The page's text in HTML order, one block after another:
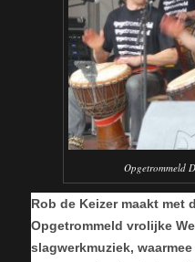
Opgetrommeld
Rob de Keizer maakt met
Opgetrommeld vrolijke
slagwerkmuziek,